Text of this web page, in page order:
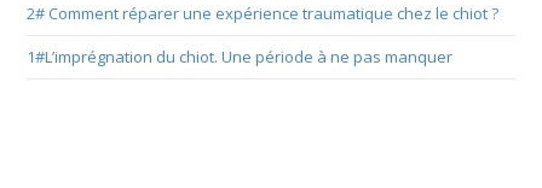
2# Comment réparer une expérience traumatique chez le chiot ?
1#L’imprégnation du chiot. Une période à ne pas manquer